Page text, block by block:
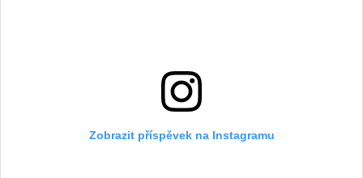
Zobrazit příspěvek na Instagramu